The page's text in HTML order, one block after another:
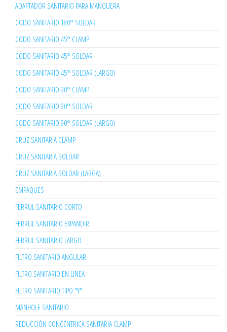
ADAPTADOR SANITARIO PARA MANGUERA
CODO SANITARIO 180° SOLDAR
CODO SANITARIO 45° CLAMP
CODO SANITARIO 45° SOLDAR
CODO SANITARIO 45° SOLDAR (LARGO)
CODO SANITARIO 90° CLAMP
CODO SANITARIO 90° SOLDAR
CODO SANITARIO 90° SOLDAR (LARGO)
CRUZ SANITARIA CLAMP
CRUZ SANITARIA SOLDAR
CRUZ SANITARIA SOLDAR (LARGA)
EMPAQUES
FERRUL SANITARIO CORTO
FERRUL SANITARIO EXPANDIR
FERRUL SANITARIO LARGO
FILTRO SANITARIO ANGULAR
FILTRO SANITARIO EN LINEA
FILTRO SANITARIO TIPO "Y"
MANHOLE SANITARIO
REDUCCIÓN CONCÉNTRICA SANITARIA CLAMP